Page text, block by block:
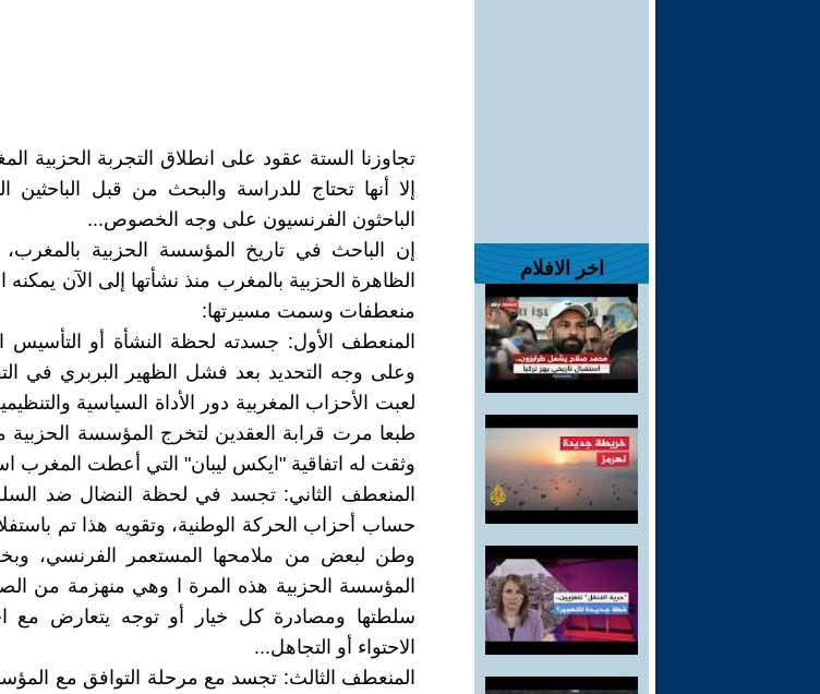
اخر الافلام
تجاوزنا الستة عقود على انطلاق التجربة الحزبية
إلا أنها تحتاج للدراسة والبحث من قبل الباحثين
الباحثون الفرنسيون على وجه الخصوص...
إن الباحث في تاريخ المؤسسة الحزبية
الظاهرة الحزبية بالمغرب منذ نشأتها إلى الآن
منعطفات وسمت مسيرتها:
المنعطف الأول: جسدته لحظة النشأة أو التأسيس
وعلى وجه التحديد بعد فشل الظهير البربري في
لعبت الأحزاب المغربية دور الأداة السياسية
طبعا مرت قرابة العقدين لتخرج المؤسسة الحزبية
وثقت له اتفاقية "ايكس ليبان" التي أعطت المغرب
المنعطف الثاني: تجسد في لحظة النضال ضد
حساب أحزاب الحركة الوطنية، وتقويه هذا تم
وطن لبعض من ملامحها المستعمر الفرنسي،
المؤسسة الحزبية هذه المرة ا وهي منهزمة من
سلطتها ومصادرة كل خيار أو توجه يتعارض مع
الاحتواء أو التجاهل...
المنعطف الثالث: تجسد مع مرحلة التوافق مع